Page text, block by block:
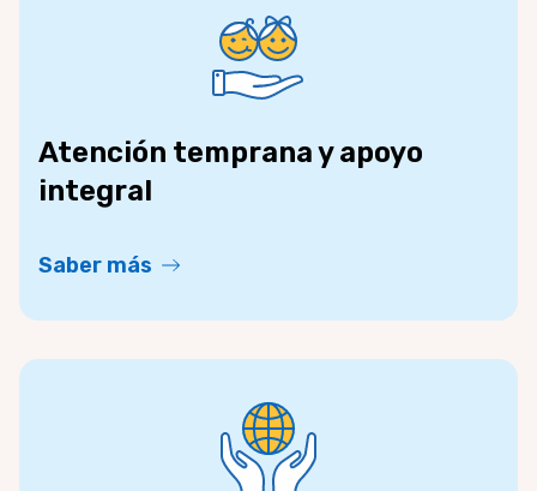
Atención temprana y apoyo
integral
Saber más